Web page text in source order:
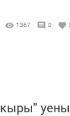
1367 0
кыры" уены